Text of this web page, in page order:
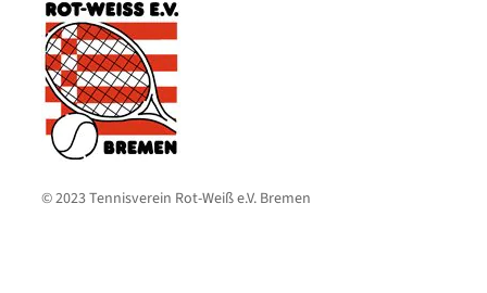
© 2023 Tennisverein Rot-Weiß e.V. Bremen